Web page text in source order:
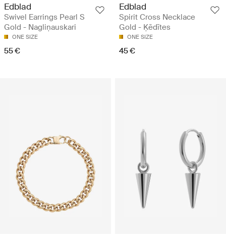
Edblad
Swivel Earrings Pearl S
Gold - Nagliņauskari
ONE SIZE
55 €
Edblad
Spirit Cross Necklace
Gold - Ķēdītes
ONE SIZE
45 €